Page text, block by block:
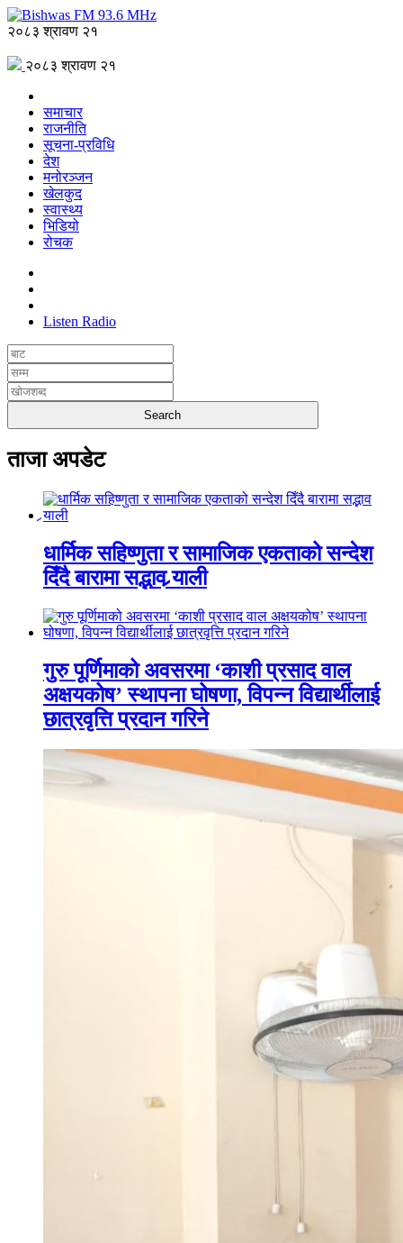
२०८३ श्रावण २१
२०८३ श्रावण २१
समाचार
राजनीति
सूचना-प्रविधि
देश
मनोरञ्जन
खेलकुद
स्वास्थ्य
भिडियो
रोचक
Listen Radio
ताजा अपडेट
धार्मिक सहिष्णुता र सामाजिक एकताको सन्देश
दिँदै बारामा सद्भाव र्‍याली
गुरु पूर्णिमाको अवसरमा ‘काशी प्रसाद वाल
अक्षयकोष’ स्थापना घोषणा, विपन्न विद्यार्थीलाई
छात्रवृत्ति प्रदान गरिने